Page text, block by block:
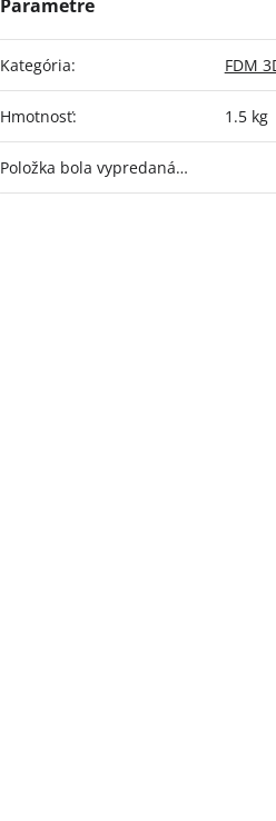
Kategória: FDM
Hmotnosť: 1.5 kg
Položka bola vypredaná…